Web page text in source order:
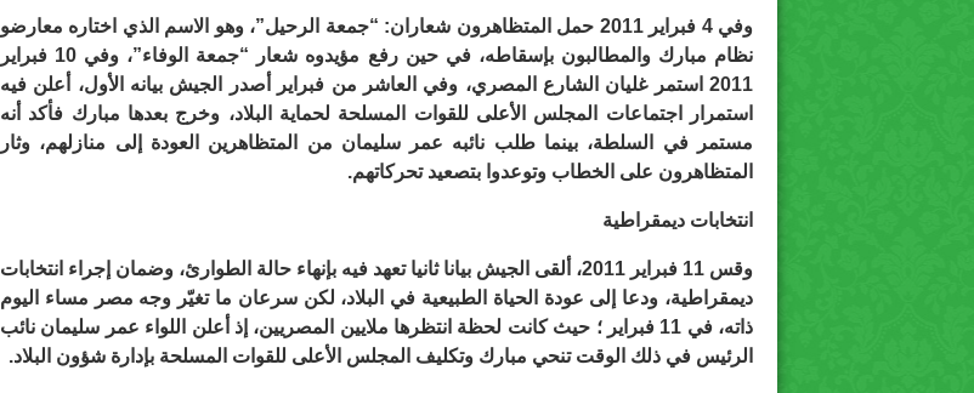
وفي 4 فبراير 2011 حمل المتظاهرون شعاران: “جمعة الرحيل”، وهو الاسم الذي اختاره معارضو
نظام مبارك والمطالبون بإسقاطه، في حين رفع مؤيدوه شعار “جمعة الوفاء”، وفي 10 فبراير
2011 استمر غليان الشارع المصري، وفي العاشر من فبراير أصدر الجيش بيانه الأول، أعلن فيه
استمرار اجتماعات المجلس الأعلى للقوات المسلحة لحماية البلاد، وخرج بعدها مبارك فأكد أنه
مستمر في السلطة، بينما طلب نائبه عمر سليمان من المتظاهرين العودة إلى منازلهم، وثار
المتظاهرون على الخطاب وتوعدوا بتصعيد تحركاتهم.
انتخابات ديمقراطية
وقس 11 فبراير 2011، ألقى الجيش بيانا ثانيا تعهد فيه بإنهاء حالة الطوارئ، وضمان إجراء انتخابات
ديمقراطية، ودعا إلى عودة الحياة الطبيعية في البلاد، لكن سرعان ما تغيّر وجه مصر مساء اليوم
ذاته، في 11 فبراير ؛ حيث كانت لحظة انتظرها ملايين المصريين، إذ أعلن اللواء عمر سليمان نائب
الرئيس في ذلك الوقت تنحي مبارك وتكليف المجلس الأعلى للقوات المسلحة بإدارة شؤون البلاد.